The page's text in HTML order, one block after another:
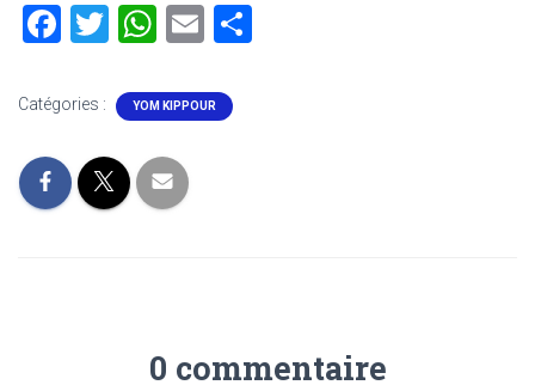
F
ce
o
ok
T
tt
W
at
A
p
E
ai
Catégories : YOM KIPPOUR
0 commentaire